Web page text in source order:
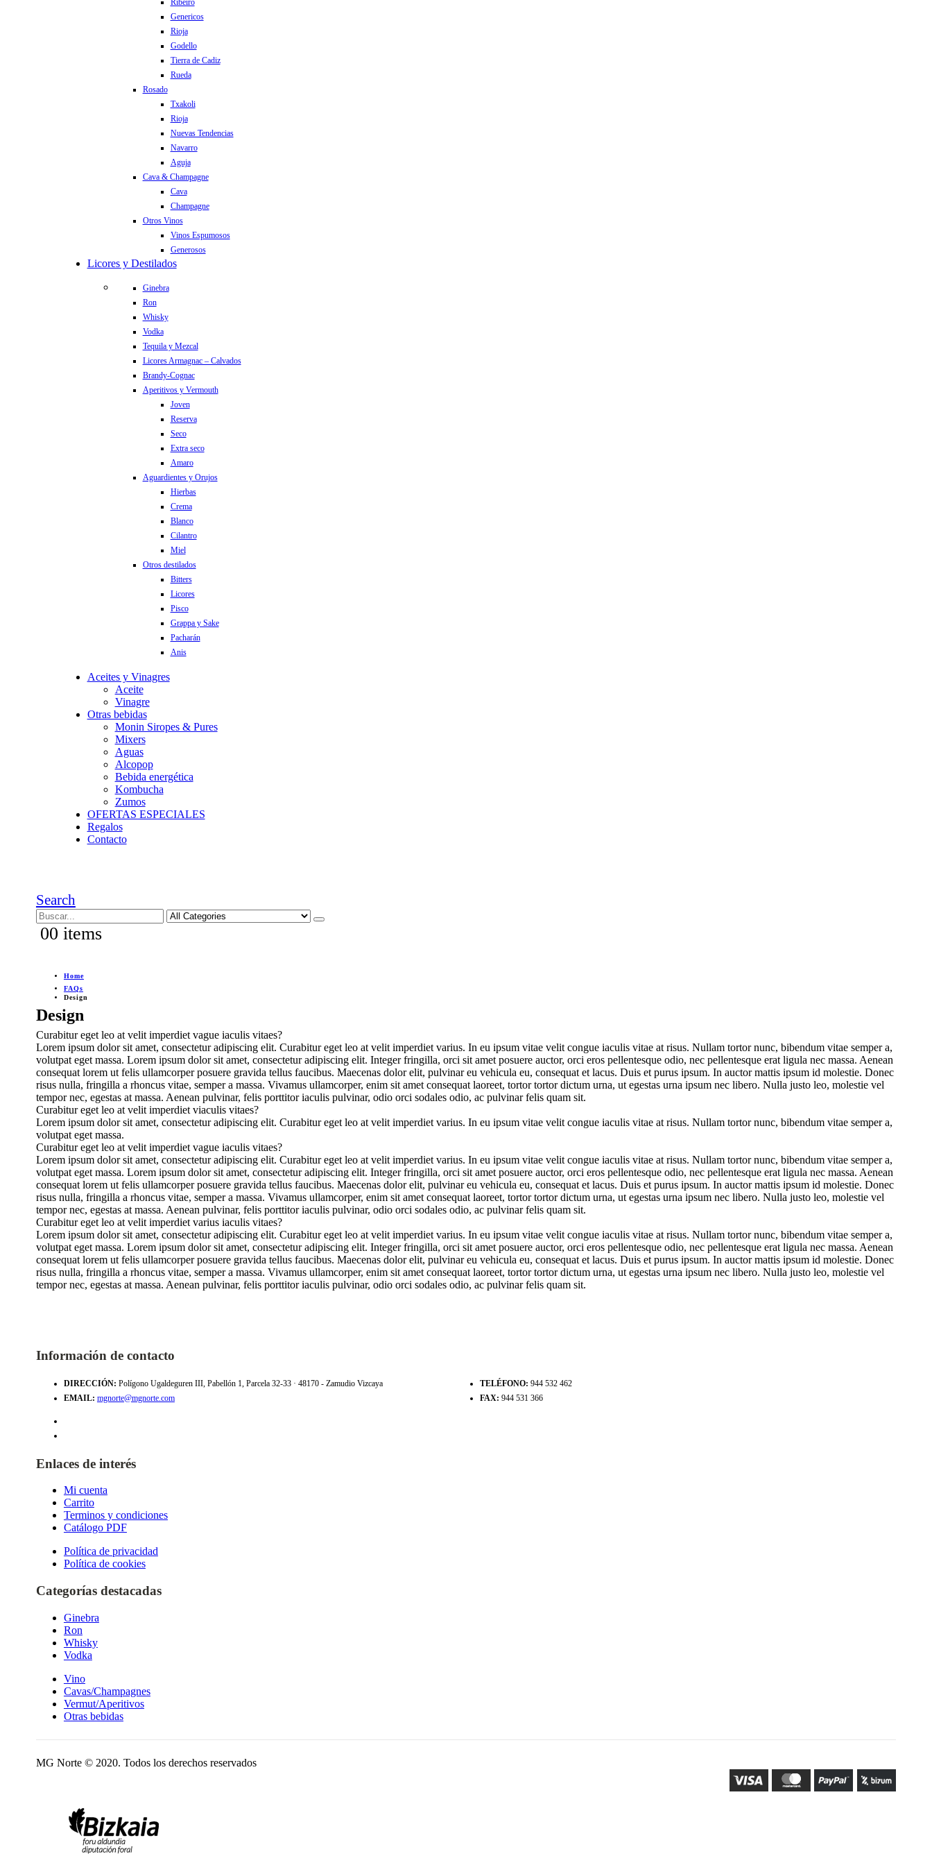
Ribeiro
Genericos
Rioja
Godello
Tierra de Cadiz
Rueda
Rosado
Txakoli
Rioja
Nuevas Tendencias
Navarro
Aguja
Cava & Champagne
Cava
Champagne
Otros Vinos
Vinos Espumosos
Generosos
Licores y Destilados
Ginebra
Ron
Whisky
Vodka
Tequila y Mezcal
Licores Armagnac – Calvados
Brandy-Cognac
Aperitivos y Vermouth
Joven
Reserva
Seco
Extra seco
Amaro
Aguardientes y Orujos
Hierbas
Crema
Blanco
Cilantro
Miel
Otros destilados
Bitters
Licores
Pisco
Grappa y Sake
Pacharán
Anis
Aceites y Vinagres
Aceite
Vinagre
Otras bebidas
Monin Siropes & Pures
Mixers
Aguas
Alcopop
Bebida energética
Kombucha
Zumos
OFERTAS ESPECIALES
Regalos
Contacto
Search
00 items
Home
FAQs
Design
Design
Curabitur eget leo at velit imperdiet vague iaculis vitaes?
Lorem ipsum dolor sit amet, consectetur adipiscing elit. Curabitur eget leo at velit imperdiet varius. In eu ipsum vitae velit congue iaculis vitae at risus. Nullam tortor nunc, bibendum vitae semper a,
volutpat eget massa. Lorem ipsum dolor sit amet, consectetur adipiscing elit. Integer fringilla, orci sit amet posuere auctor, orci eros pellentesque odio, nec pellentesque erat ligula nec massa. Aenean
consequat lorem ut felis ullamcorper posuere gravida tellus faucibus. Maecenas dolor elit, pulvinar eu vehicula eu, consequat et lacus. Duis et purus ipsum. In auctor mattis ipsum id molestie. Donec
risus nulla, fringilla a rhoncus vitae, semper a massa. Vivamus ullamcorper, enim sit amet consequat laoreet, tortor tortor dictum urna, ut egestas urna ipsum nec libero. Nulla justo leo, molestie vel
tempor nec, egestas at massa. Aenean pulvinar, felis porttitor iaculis pulvinar, odio orci sodales odio, ac pulvinar felis quam sit.
Curabitur eget leo at velit imperdiet viaculis vitaes?
Lorem ipsum dolor sit amet, consectetur adipiscing elit. Curabitur eget leo at velit imperdiet varius. In eu ipsum vitae velit congue iaculis vitae at risus. Nullam tortor nunc, bibendum vitae semper a,
volutpat eget massa.
Curabitur eget leo at velit imperdiet vague iaculis vitaes?
Lorem ipsum dolor sit amet, consectetur adipiscing elit. Curabitur eget leo at velit imperdiet varius. In eu ipsum vitae velit congue iaculis vitae at risus. Nullam tortor nunc, bibendum vitae semper a,
volutpat eget massa. Lorem ipsum dolor sit amet, consectetur adipiscing elit. Integer fringilla, orci sit amet posuere auctor, orci eros pellentesque odio, nec pellentesque erat ligula nec massa. Aenean
consequat lorem ut felis ullamcorper posuere gravida tellus faucibus. Maecenas dolor elit, pulvinar eu vehicula eu, consequat et lacus. Duis et purus ipsum. In auctor mattis ipsum id molestie. Donec
risus nulla, fringilla a rhoncus vitae, semper a massa. Vivamus ullamcorper, enim sit amet consequat laoreet, tortor tortor dictum urna, ut egestas urna ipsum nec libero. Nulla justo leo, molestie vel
tempor nec, egestas at massa. Aenean pulvinar, felis porttitor iaculis pulvinar, odio orci sodales odio, ac pulvinar felis quam sit.
Curabitur eget leo at velit imperdiet varius iaculis vitaes?
Lorem ipsum dolor sit amet, consectetur adipiscing elit. Curabitur eget leo at velit imperdiet varius. In eu ipsum vitae velit congue iaculis vitae at risus. Nullam tortor nunc, bibendum vitae semper a,
volutpat eget massa. Lorem ipsum dolor sit amet, consectetur adipiscing elit. Integer fringilla, orci sit amet posuere auctor, orci eros pellentesque odio, nec pellentesque erat ligula nec massa. Aenean
consequat lorem ut felis ullamcorper posuere gravida tellus faucibus. Maecenas dolor elit, pulvinar eu vehicula eu, consequat et lacus. Duis et purus ipsum. In auctor mattis ipsum id molestie. Donec
risus nulla, fringilla a rhoncus vitae, semper a massa. Vivamus ullamcorper, enim sit amet consequat laoreet, tortor tortor dictum urna, ut egestas urna ipsum nec libero. Nulla justo leo, molestie vel
tempor nec, egestas at massa. Aenean pulvinar, felis porttitor iaculis pulvinar, odio orci sodales odio, ac pulvinar felis quam sit.
Información de contacto
DIRECCIÓN: Polígono Ugaldeguren III, Pabellón 1, Parcela 32-33 · 48170 - Zamudio Vizcaya TELÉFONO: 944 532 462
EMAIL: mgnorte@mgnorte.com FAX: 944 531 366
Enlaces de interés
Mi cuenta
Carrito
Terminos y condiciones
Catálogo PDF
Política de privacidad
Política de cookies
Categorías destacadas
Ginebra
Ron
Whisky
Vodka
Vino
Cavas/Champagnes
Vermut/Aperitivos
Otras bebidas
MG Norte © 2020. Todos los derechos reservados